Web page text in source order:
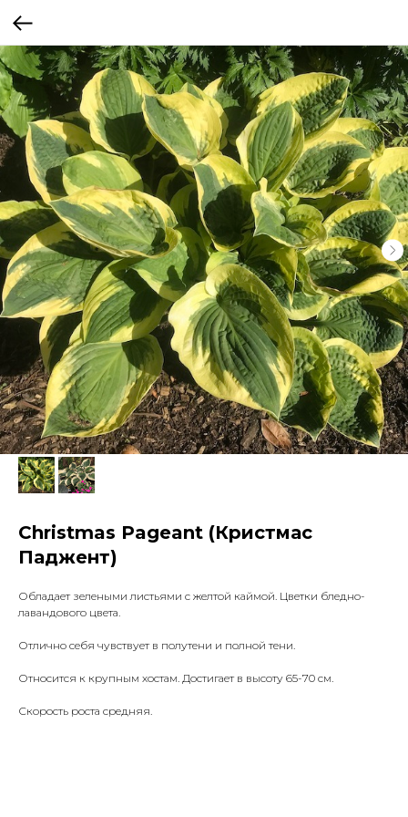
Christmas Pageant (Кристмас
Паджент)
Обладает зелеными листьями с желтой каймой. Цветки бледно-
лавандового цвета.
Отлично себя чувствует в полутени и полной тени.
Относится к крупным хостам. Достигает в высоту 65-70 см.
Скорость роста средняя.